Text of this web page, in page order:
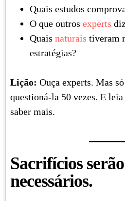
Quais estudos
O que outros experts
Quais naturais tiveram
estratégias?
Lição: Ouça experts. Mas
questioná-la 50 vezes. E leia
saber mais.
Sacrifícios serão
necessários.